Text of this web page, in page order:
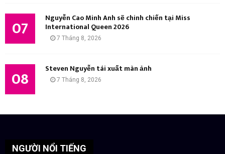
07 Nguyễn Cao Minh Anh sẽ chinh chiến tại Miss
International Queen 2026
7 Tháng 8, 2026
08 Steven Nguyễn tái xuất màn ảnh
7 Tháng 8, 2026
NGƯỜI NỔI TIẾNG